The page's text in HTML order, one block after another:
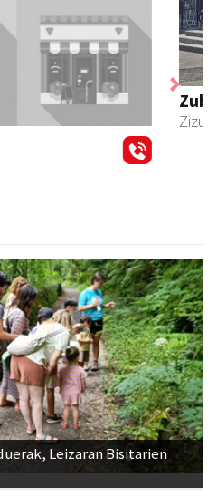
Next
Leizaran Bisitarien